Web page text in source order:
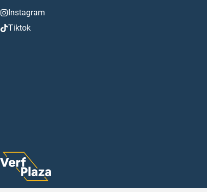
Instagram
Tiktok